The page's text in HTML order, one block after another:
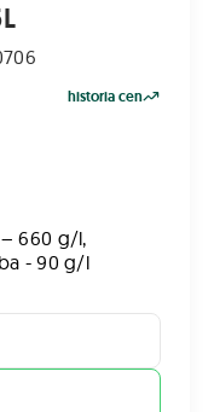
historia cen
– 660 g/l,
- 90 g/l